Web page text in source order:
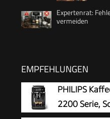
Expertenrat:
vermeiden
EMPFEHLUNGEN
PHILIPS
2200 Serie,